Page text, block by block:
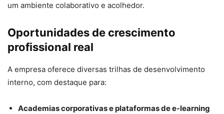
um ambiente colaborativo e acolhedor.
Oportunidades de crescimento
profissional real
A empresa oferece diversas trilhas de desenvolvimento
interno, com destaque para:
Academias corporativas e plataformas de e-learning